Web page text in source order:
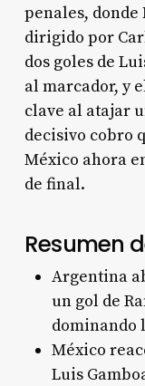
penales, donde
dirigido por
dos goles de
al marcador, y
clave al atajar
decisivo cobro
México ahora
de final.
Resumen
Argentina
un gol de
dominando
México
Luis